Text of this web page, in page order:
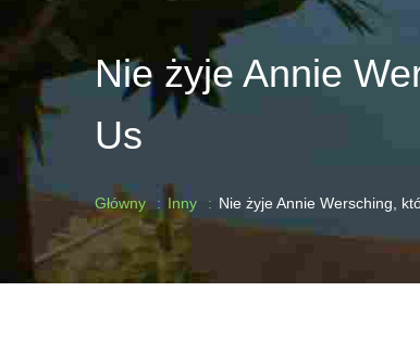
Nie żyje Annie
Us
Główny Inny Nie żyje Annie Wersching,